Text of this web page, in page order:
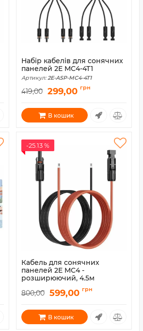
Набір кабелів для сонячних
панелей 2E MC4-4T1
Артикул: 2E-ASP-MC4-4T1
419,00 299,00 грн
В кошик
-25.13 %
Кабель для сонячних
панелей 2E MC4 -
розширюючий, 4.5м
2E-ASP-MC4-EXT-4.5
800,00 599,00 грн
В кошик